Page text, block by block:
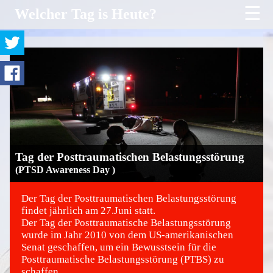
Welcher Tag is Heute? ☰
Tag der Posttraumatischen Belastungsstörung
(PTSD Awareness Day )
©
Der Tag der Posttraumatischen Belastungsstörung
findet jährlich am 27.Juni statt.
Der Tag der Posttraumatische Belastungsstörung
wurde im Jahr 2010 von dem US-amerikanischen
Senat geschaffen, um ein Bewusstsein für die
Posttraumatische Belastungsstörung (PTBS) zu